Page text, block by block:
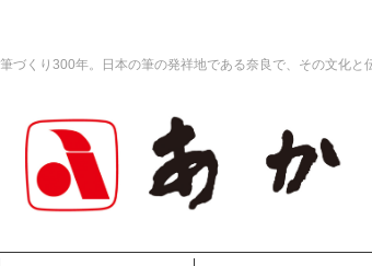
筆づくり300年。日本の筆の発祥地である奈良で、その文化と